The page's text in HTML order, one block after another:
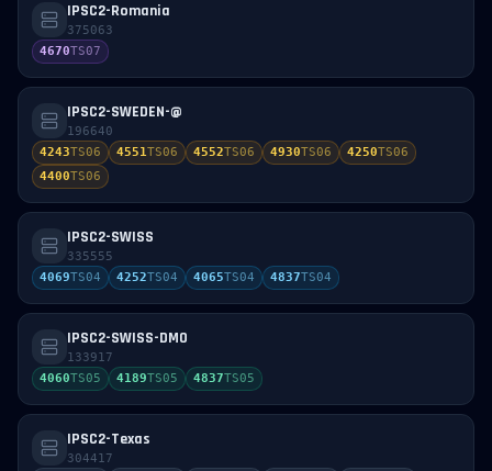
IPSC2-Romania
375063
4670TS07
IPSC2-SWEDEN-@
196640
4243TS06 4551TS06 4552TS06 4930TS06 4250TS06
4400TS06
IPSC2-SWISS
335555
4069TS04 4252TS04 4065TS04 4837TS04
IPSC2-SWISS-DMO
133917
4060TS05 4189TS05 4837TS05
IPSC2-Texas
304417